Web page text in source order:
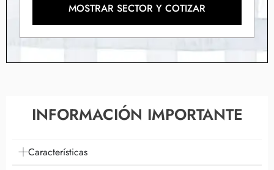
MOSTRAR SECTOR Y COTIZAR
INFORMACIÓN IMPORTANTE
Características